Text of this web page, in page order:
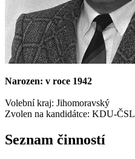
Narozen: v roce 1942
Volební kraj: Jihomoravský
Zvolen na kandidátce: KDU-ČSL
Seznam činností